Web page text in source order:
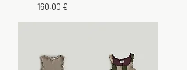
Cena
160,00 €